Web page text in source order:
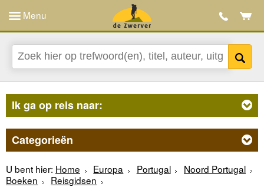
Menu
Ik ga op reis naar:
Categorieën
U bent hier: Home Europa Portugal
Noord Portugal
Boeken
Reisgidsen